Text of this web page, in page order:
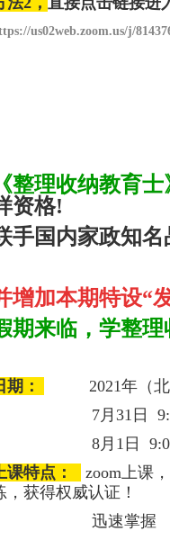
us02web.zoom.us/j/
《整理收纳教育
资格!
手国内家政知名
增加本期特设“
期来临，学整理
期：
2021年（北
7月31日
8月1日
课特点：
zoom上课
，获得权威认证！
迅速掌握